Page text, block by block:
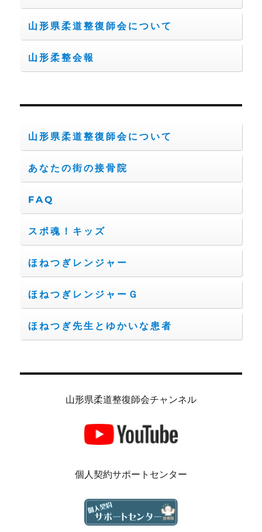
山形県柔道整復師会について
山形柔整会報
山形県柔道整復師会について
あなたの街の接骨院
FAQ
スポ魂！キッズ
ほねつぎレンジャー
ほねつぎレンジャーＧ
ほねつぎ先生とゆかいな患者
山形県柔道整復師会チャンネル
個人契約サポートセンター